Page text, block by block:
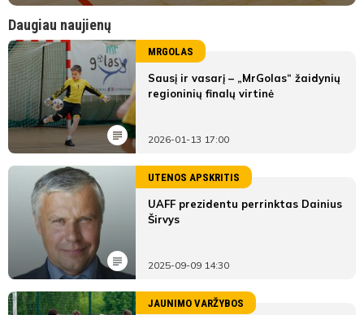
Daugiau naujienų
MRGOLAS
Sausį ir vasarį – „MrGolas“ žaidynių
regioninių finalų virtinė
2026-01-13 17:00
UTENOS APSKRITIS
UAFF prezidentu perrinktas Dainius
Širvys
2025-09-09 14:30
JAUNIMO VARŽYBOS